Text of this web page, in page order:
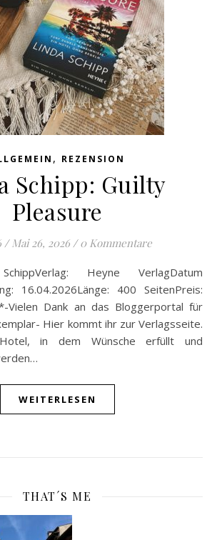
, REZENSION
Schipp: Guilty
Pleasure
/ Mai 26, 2026 / 0 Kommentare
16.04.2026Länge: 400 SeitenPreis:
Vielen Dank an das Bloggerportal für
Hier kommt ihr zur Verlagsseite.
Hotel, in dem Wünsche erfüllt und
WEITERLESEN
THAT´S ME